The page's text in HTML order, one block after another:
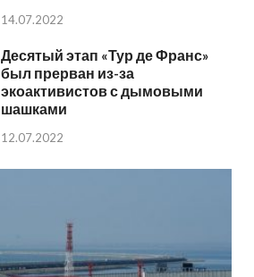
14.07.2022
Десятый этап «Тур де Франс»
был прерван из-за
экоактивистов с дымовыми
шашками
12.07.2022